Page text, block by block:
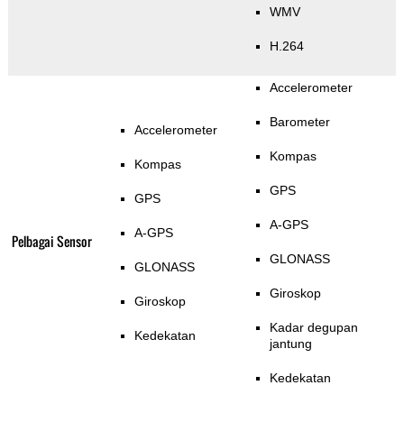
WMV
H.264
Pelbagai Sensor
Accelerometer
Kompas
GPS
A-GPS
GLONASS
Giroskop
Kedekatan
Accelerometer
Barometer
Kompas
GPS
A-GPS
GLONASS
Giroskop
Kadar degupan
jantung
Kedekatan